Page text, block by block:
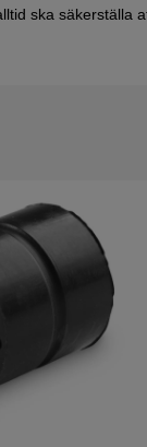
ska säkerställa